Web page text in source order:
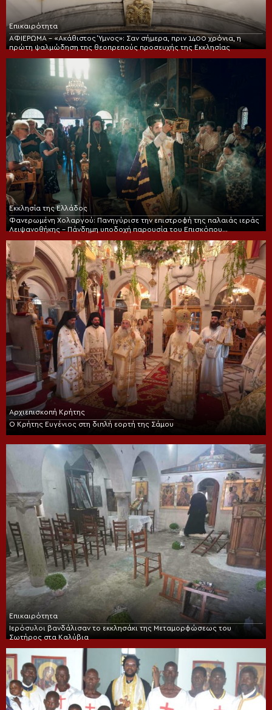
Επικαιρότητα
ΑΦΙΕΡΩΜΑ – «Ακάθιστος Ύμνος»: Σαν σήμερα, πριν 1400 χρόνια, η
πρώτη ψαλμώδηση της θεοπρεπούς προσευχής της Εκκλησίας
Εκκλησία της Ελλάδος
Φανερωμένη Χολαργού: Πανηγύρισε την επιστροφή της παλαιάς ιεράς
Λειψανοθήκης – Πάνδημη υποδοχή παρουσία του Επισκόπου
Αρχιεπισκοπή Κρήτης
Ο Κρήτης Ευγένιος στη διπλή εορτή της Σάμου
Επικαιρότητα
Ιερόσυλοι βανδάλισαν το εκκλησάκι της Μεταμορφώσεως του
Σωτήρος στα Καλύβια